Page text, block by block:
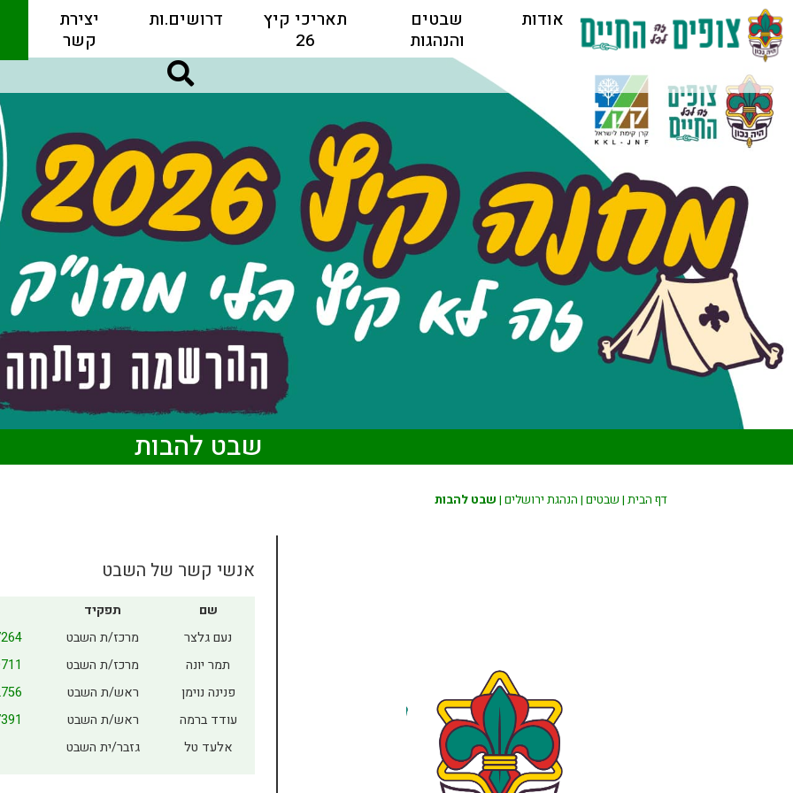
אודות
שבטים
והנהגות
תאריכי קיץ
26
דרושים.ות
יצירת
קשר
שבט להבות
דף הבית | שבטים | הנהגת ירושלים | שבט להבות
אנשי קשר של השבט
שם תפקיד
נעם גלצר
מרכז/ת השבט
תמר יונה
מרכז/ת השבט
פנינה נוימן
ראש/ת השבט
עודד ברמה
ראש/ת השבט
אלעד טל
גזבר/ית השבט